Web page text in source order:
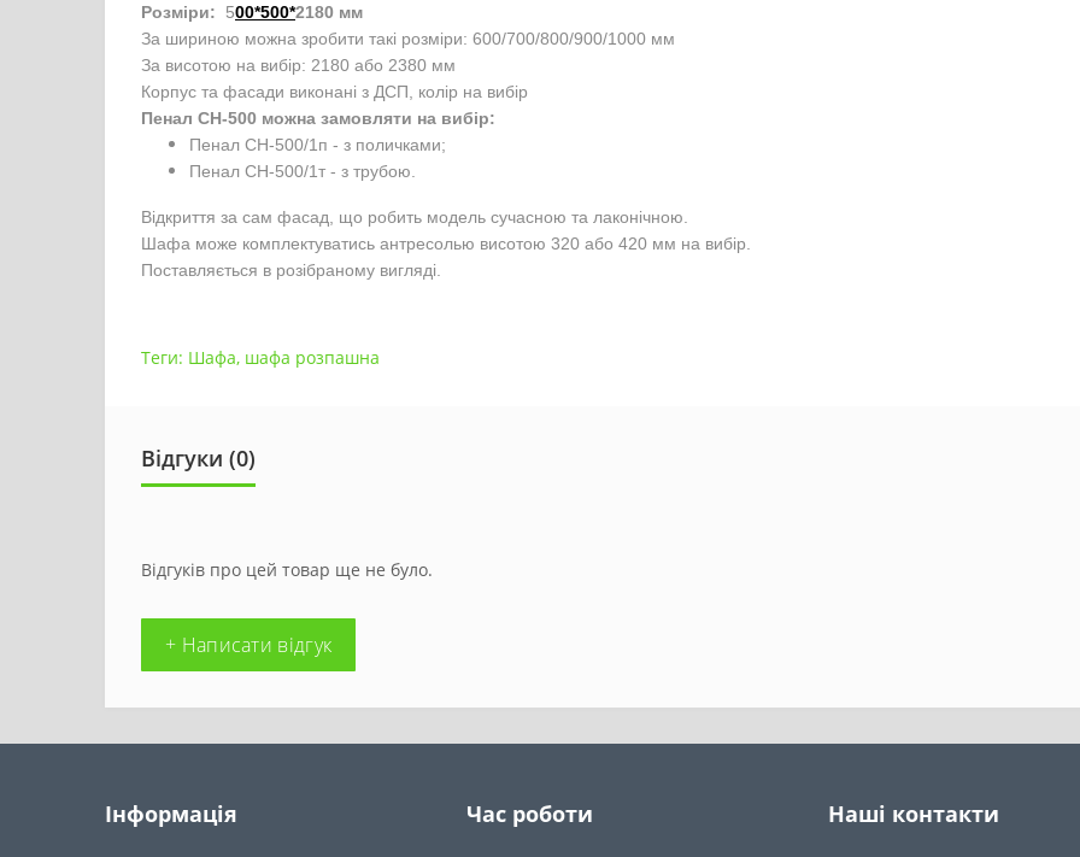
Розміри: 500*500*2180 мм
За шириною можна зробити такі розміри: 600/700/800/900/1000 мм
За висотою на вибір: 2180 або 2380 мм
Корпус та фасади виконані з ДСП, колір на вибір
Пенал СН-500 можна замовляти на вибір:
Пенал СН-500/1п - з поличками;
Пенал СН-500/1т - з трубою.
Відкриття за сам фасад, що робить модель сучасною та лаконічною.
Шафа може комплектуватись антресолью висотою 320 або 420 мм на вибір.
Поставляється в розібраному вигляді.
Теги: Шафа, шафа розпашна
Відгуки (0)
Відгуків про цей товар ще не було.
+ Написати відгук
Інформація Час роботи Наші контакти